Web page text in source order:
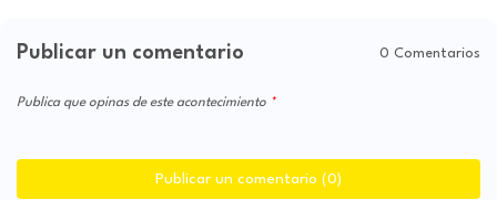
Publicar un comentario 0 Comentarios
Publica que opinas de este acontecimiento
Publicar un comentario (0)